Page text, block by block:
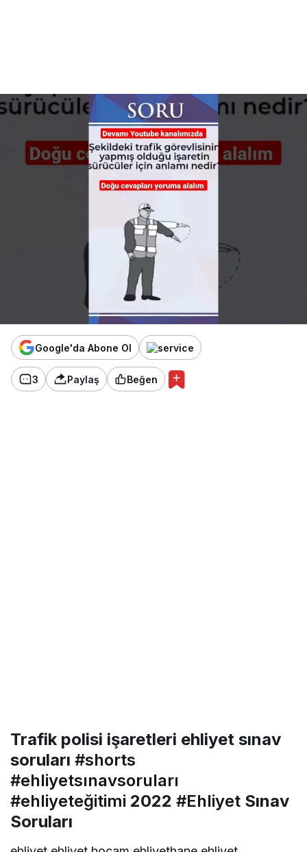
Google'da Abone Ol
3 Paylaş Beğen
Trafik polisi işaretleri ehliyet sınav
soruları #shorts
#ehliyetsınavsoruları
#ehliyeteğitimi 2022 #Ehliyet Sınav
Soruları